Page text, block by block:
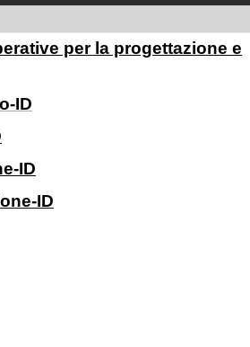
per la progettazione e
ID
ID
ID